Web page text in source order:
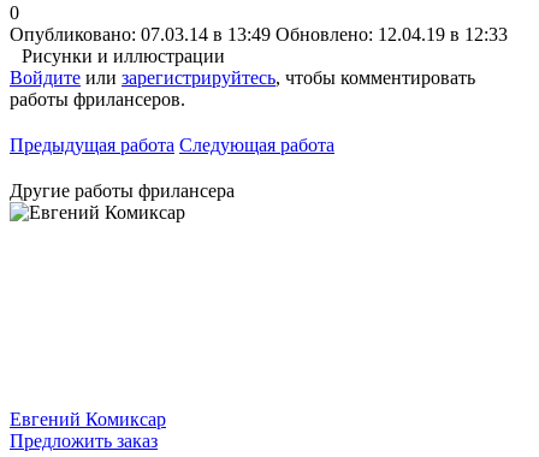
0
Опубликовано: 07.03.14 в 13:49 Обновлено: 12.04.19 в 12:33
Рисунки и иллюстрации
Войдите или зарегистрируйтесь, чтобы комментировать
работы фрилансеров.
Предыдущая работа Следующая работа
Другие работы фрилансера
Евгений Комиксар
Предложить заказ